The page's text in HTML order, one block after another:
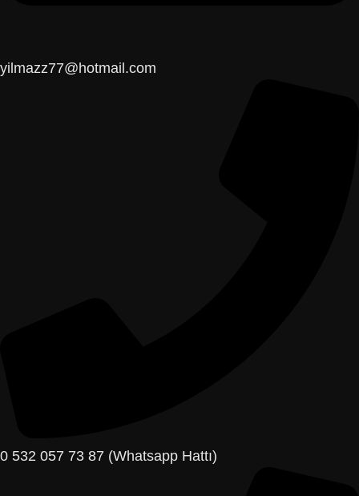
yilmazz77@hotmail.com
0 532 057 73 87 (Whatsapp Hattı)